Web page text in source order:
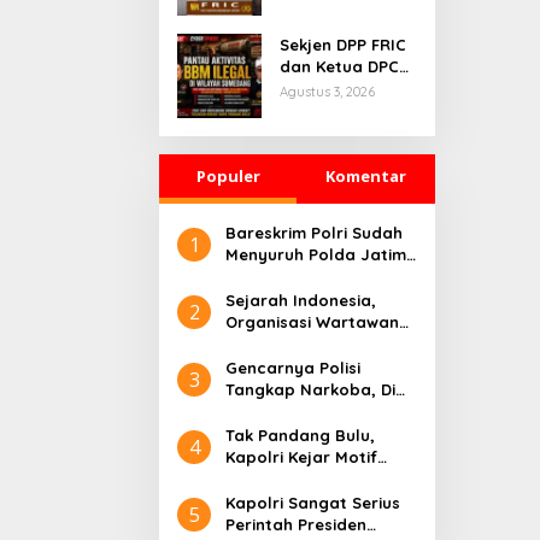
Sekjen DPP FRIC
dan Ketua DPC
FRIC Sumedang
Ilegal di Wilayah
Sumedang,
Minta APH
Agustus 3, 2026
Populer Komentar
1
Bareskrim Polri Sudah
Menyuruh Polda Jatim,
Tersangka Ekstasi Di
Bebaskan
2
Sejarah Indonesia,
Organisasi Wartawan
PW FRN
3
Gencarnya Polisi
Tangkap Narkoba, Di
Beda?
4
Tak Pandang Bulu,
Kapolri Kejar Motif
Reskrim, Apa Kata
Kapolda Sumbar
5
Kapolri Sangat Serius
Perintah Presiden